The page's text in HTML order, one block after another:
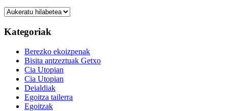
Artxiboak
Kategoriak
Berezko ekoizpenak
Bisita antzeztuak Getxo
Cia Utopian
Cia Utopian
Deialdiak
Egoitza tailerra
Egoitzak